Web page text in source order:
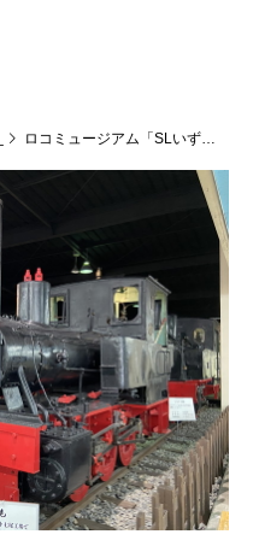
ロコミュージアム「SLいずも」「蒸気機関車1275」「Cスロフ1形」大井川鉄道スハフ1形客車